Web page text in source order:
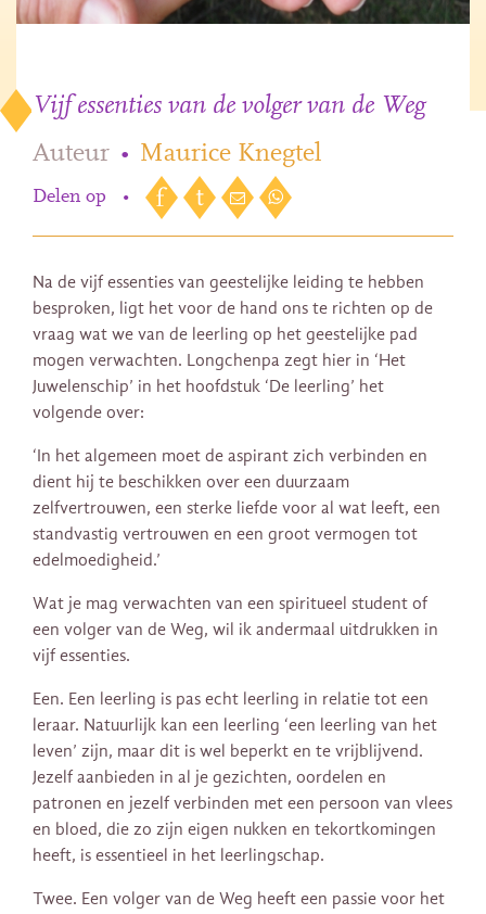
Vijf essenties van de volger van de Weg
Auteur • Maurice Knegtel
Delen op •
Na de vijf essenties van geestelijke leiding te hebben
besproken, ligt het voor de hand ons te richten op de
vraag wat we van de leerling op het geestelijke pad
mogen verwachten. Longchenpa zegt hier in ‘Het
Juwelenschip’ in het hoofdstuk ‘De leerling’ het
volgende over:
‘In het algemeen moet de aspirant zich verbinden en
dient hij te beschikken over een duurzaam
zelfvertrouwen, een sterke liefde voor al wat leeft, een
standvastig vertrouwen en een groot vermogen tot
edelmoedigheid.’
Wat je mag verwachten van een spiritueel student of
een volger van de Weg, wil ik andermaal uitdrukken in
vijf essenties.
Een. Een leerling is pas echt leerling in relatie tot een
leraar. Natuurlijk kan een leerling ‘een leerling van het
leven’ zijn, maar dit is wel beperkt en te vrijblijvend.
Jezelf aanbieden in al je gezichten, oordelen en
patronen en jezelf verbinden met een persoon van vlees
en bloed, die zo zijn eigen nukken en tekortkomingen
heeft, is essentieel in het leerlingschap.
Twee. Een volger van de Weg heeft een passie voor het